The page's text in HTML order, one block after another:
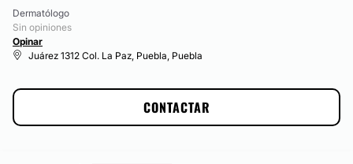
Dermatólogo
Sin opiniones
Opinar
Juárez 1312 Col. La Paz, Puebla, Puebla
CONTACTAR